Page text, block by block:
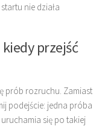
nie działa
przejść
prób rozruchu. Zamiast
podejście: jedna próba
się po takiej